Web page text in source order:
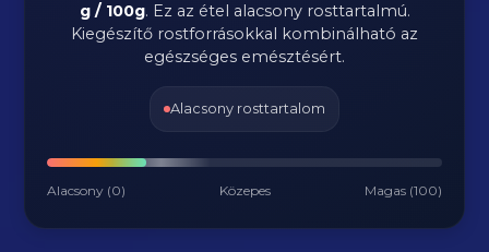
g / 100g. Ez az étel alacsony rosttartalmú.
Kiegészítő rostforrásokkal kombinálható az
egészséges emésztésért.
Alacsony rosttartalom
Alacsony (0) Közepes Magas (100)